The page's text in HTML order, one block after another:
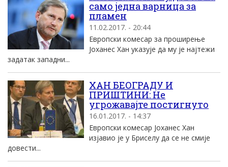
само једна варница за
пламен
11.02.2017. - 20:44
Европски комесар за проширење
Јоханес Хан указује да му је најтежи
задатак западни...
ХАН БЕОГРАДУ И
ПРИШТИНИ: Не
угрожавајте постигнуто
16.01.2017. - 14:37
Европски комесар Јоханес Хан
изјавио је у Бриселу да се не смије
довести...